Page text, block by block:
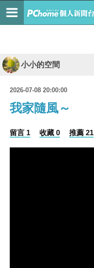
小小的空間
2026-07-08 20:00:00
我家隨風～
留言 1 收藏 0 推薦 21